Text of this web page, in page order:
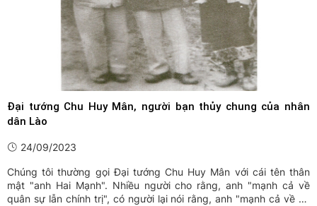
Đại tướng Chu Huy Mân, người bạn thủy chung của nhân
dân Lào
24/09/2023
Chúng tôi thường gọi Đại tướng Chu Huy Mân với cái tên thân
mật "anh Hai Mạnh". Nhiều người cho rằng, anh "mạnh cả về
quân sự lẫn chính trị", có người lại nói rằng, anh "mạnh cả về tài